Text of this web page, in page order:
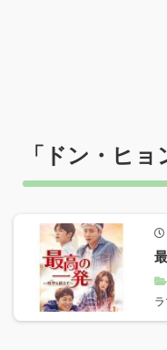
「 ドン・ヒョ